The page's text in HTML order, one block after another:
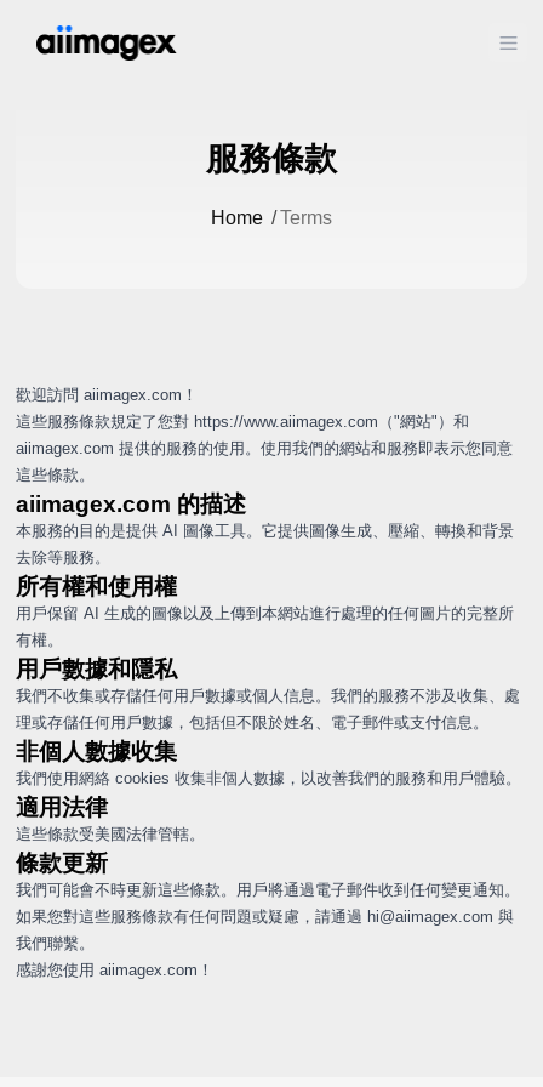
服務條款
Home / Terms
歡迎訪問 aiimagex.com！
這些服務條款規定了您對 https://www.aiimagex.com（"網站"）和
aiimagex.com 提供的服務的使用。使用我們的網站和服務即表示您同意
這些條款。
aiimagex.com 的描述
本服務的目的是提供 AI 圖像工具。它提供圖像生成、壓縮、轉換和背景
去除等服務。
所有權和使用權
用戶保留 AI 生成的圖像以及上傳到本網站進行處理的任何圖片的完整所
有權。
用戶數據和隱私
我們不收集或存儲任何用戶數據或個人信息。我們的服務不涉及收集、處
理或存儲任何用戶數據，包括但不限於姓名、電子郵件或支付信息。
非個人數據收集
我們使用網絡 cookies 收集非個人數據，以改善我們的服務和用戶體驗。
適用法律
這些條款受美國法律管轄。
條款更新
我們可能會不時更新這些條款。用戶將通過電子郵件收到任何變更通知。
如果您對這些服務條款有任何問題或疑慮，請通過 hi@aiimagex.com 與
我們聯繫。
感謝您使用 aiimagex.com！